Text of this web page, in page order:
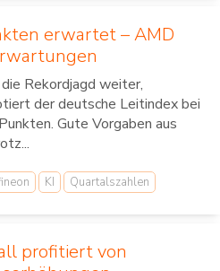
erwartet – AMD
Rekordjagd weiter,
der deutsche Leitindex bei
Gute Vorgaben aus
KI Quartalszahlen
profitiert von